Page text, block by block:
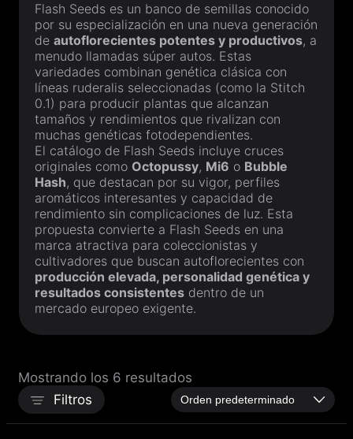
Flash Seeds es un banco de semillas conocido
por su especialización en una nueva generación
de autoflorecientes potentes y productivos, a
menudo llamadas súper autos. Estas
variedades combinan genética clásica con
líneas ruderalis seleccionadas (como la Stitch
0.1) para producir plantas que alcanzan
tamaños y rendimientos que rivalizan con
muchas genéticas fotodependientes.
El catálogo de Flash Seeds incluye cruces
originales como Octopussy, Mi6 o Bubble
Hash, que destacan por su vigor, perfiles
aromáticos interesantes y capacidad de
rendimiento sin complicaciones de luz. Esta
propuesta convierte a Flash Seeds en una
marca atractiva para coleccionistas y
cultivadores que buscan autoflorecientes con
producción elevada, personalidad genética y
resultados consistentes dentro de un
mercado europeo exigente.
Mostrando los 6 resultados
Filtros